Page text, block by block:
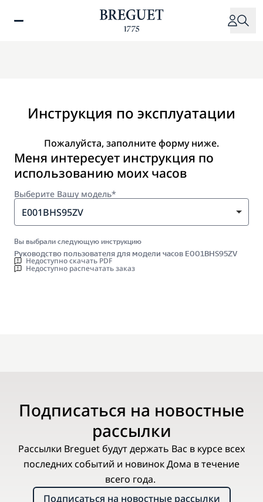
Инструкция по эксплуатации
Пожалуйста, заполните форму ниже.
Меня интересует инструкция по
использованию моих часов
Выберите Вашу модель*
E001BHS95ZV
Вы выбрали следующую инструкцию
Руководство пользователя для модели часов E001BHS95ZV
Недоступно скачать PDF
Недоступно распечатать заказ
Подписаться на новостные
рассылки
Рассылки Breguet будут держать Вас в курсе всех
последних событий и новинок Дома в течение
всего года.
Подписаться на новостные рассылки